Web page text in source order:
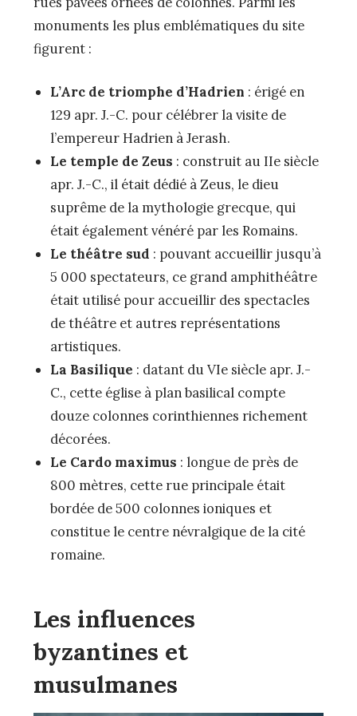
monuments les plus emblématiques du site
figurent :
L’Arc de triomphe d’Hadrien : érigé en
129 apr. J.-C. pour célébrer la visite de
l’empereur Hadrien à Jerash.
Le temple de Zeus : construit au IIe siècle
apr. J.-C., il était dédié à Zeus, le dieu
suprême de la mythologie grecque, qui
était également vénéré par les Romains.
Le théâtre sud : pouvant accueillir jusqu’à
5 000 spectateurs, ce grand amphithéâtre
était utilisé pour accueillir des spectacles
de théâtre et autres représentations
artistiques.
La Basilique : datant du VIe siècle apr. J.-
C., cette église à plan basilical compte
douze colonnes corinthiennes richement
décorées.
Le Cardo maximus : longue de près de
800 mètres, cette rue principale était
bordée de 500 colonnes ioniques et
constitue le centre névralgique de la cité
romaine.
Les influences
byzantines et
musulmanes